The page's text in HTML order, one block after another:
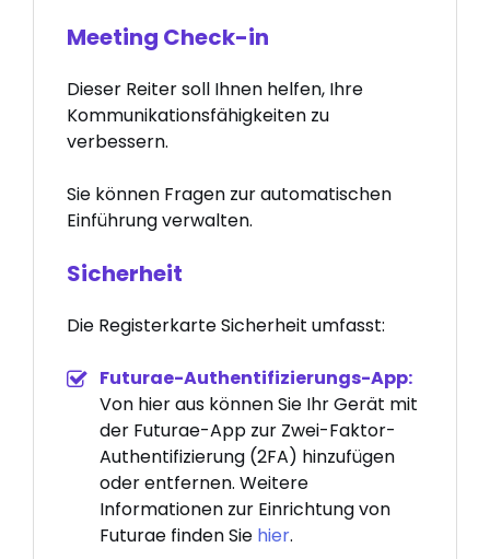
Meeting Check-in
Dieser Reiter soll Ihnen helfen, Ihre
Kommunikationsfähigkeiten zu
verbessern.
Sie können Fragen zur automatischen
Einführung verwalten.
Sicherheit
Die Registerkarte Sicherheit umfasst:
Futurae-Authentifizierungs-App:
Von hier aus können Sie Ihr Gerät mit
der Futurae-App zur Zwei-Faktor-
Authentifizierung (2FA) hinzufügen
oder entfernen. Weitere
Informationen zur Einrichtung von
Futurae finden Sie hier.